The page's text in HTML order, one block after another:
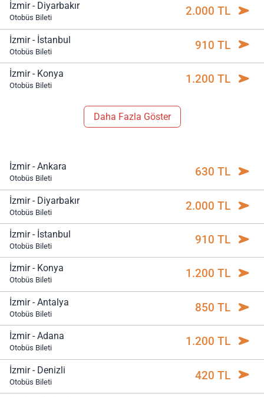
İzmir - Diyarbakır
Otobüs Bileti 2.000 TL
İzmir - İstanbul
Otobüs Bileti 910 TL
İzmir - Konya
Otobüs Bileti 1.200 TL
Daha Fazla Göster
İzmir - Ankara
Otobüs Bileti 630 TL
İzmir - Diyarbakır
Otobüs Bileti 2.000 TL
İzmir - İstanbul
Otobüs Bileti 910 TL
İzmir - Konya
Otobüs Bileti 1.200 TL
İzmir - Antalya
Otobüs Bileti 850 TL
İzmir - Adana
Otobüs Bileti 1.200 TL
İzmir - Denizli
Otobüs Bileti 420 TL